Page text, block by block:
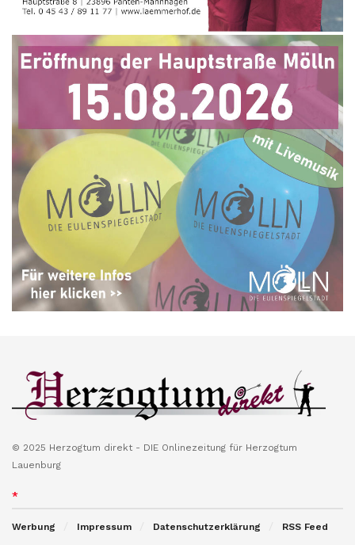
© 2025 Herzogtum direkt - DIE Onlinezeitung für Herzogtum
Lauenburg
*
Werbung Impressum Datenschutzerklärung RSS Feed